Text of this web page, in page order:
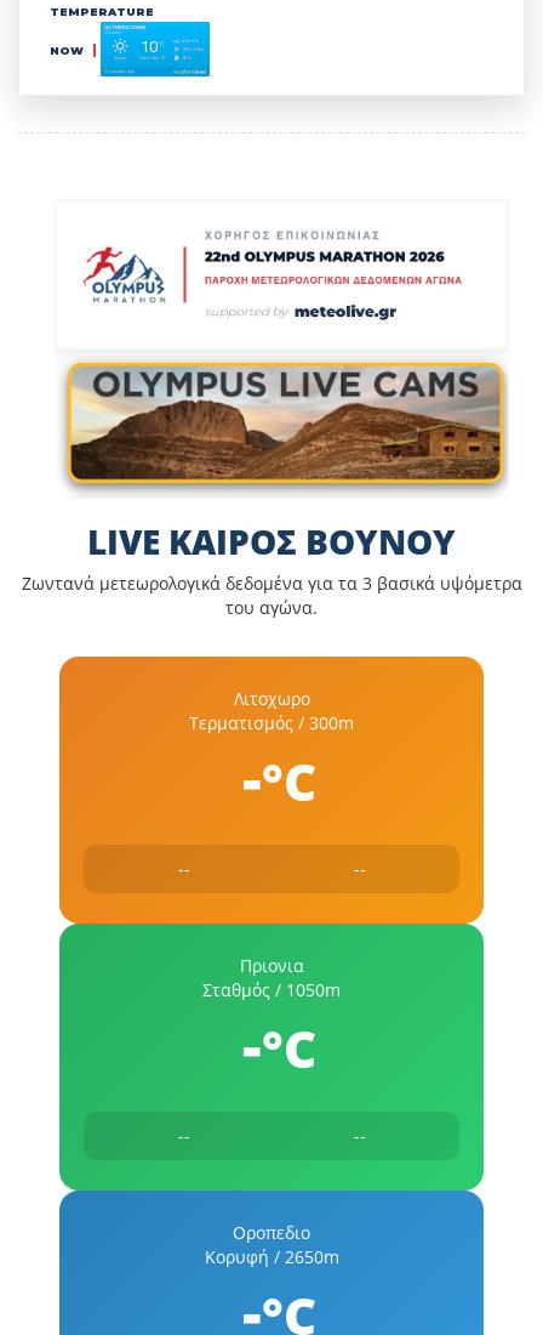
TEMPERATURE
NOW
LIVE ΚΑΙΡΟΣ ΒΟΥΝΟΥ
Ζωντανά μετεωρολογικά δεδομένα για τα 3 βασικά υψόμετρα
του αγώνα.
Λιτοχωρο
Τερματισμός / 300m
-°C
-- --
Πριονια
Σταθμός / 1050m
-°C
-- --
Οροπεδιο
Κορυφή / 2650m
-°C